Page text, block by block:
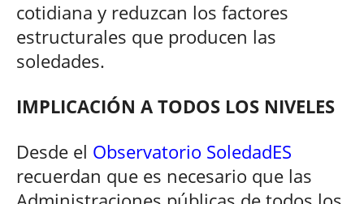
cotidiana y reduzcan los factores
estructurales que producen las
soledades.
IMPLICACIÓN A TODOS LOS NIVELES
Desde el Observatorio SoledadES
recuerdan que es necesario que las